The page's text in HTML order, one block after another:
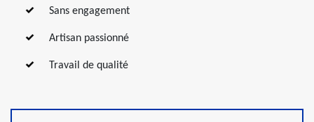
Sans engagement
Artisan passionné
Travail de qualité